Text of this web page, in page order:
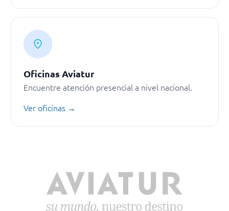
Oficinas Aviatur
Encuentre atención presencial a nivel nacional.
Ver oficinas →